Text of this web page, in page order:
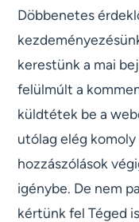
Döbbenetes
kerestünk a mai
felülmúlt a
küldtétek be a
utólag elég
hozzászólások
igénybe. De nem
kértünk fel Téged